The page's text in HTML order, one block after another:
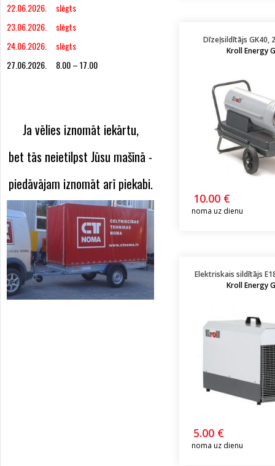
22.06.2026. slēgts
23.06.2026. slēgts
24.06.2026. slēgts
27.06.2026. 8.00 – 17.00
Ja vēlies iznomāt iekārtu,
bet tās neietilpst Jūsu mašīnā -
piedāvājam iznomāt arī piekabi.
Dīzeļsildītājs GK40,
Kroll Energy
10.00 €
noma uz dienu
Elektriskais sildītājs
Kroll Energy
5.00 €
noma uz dienu